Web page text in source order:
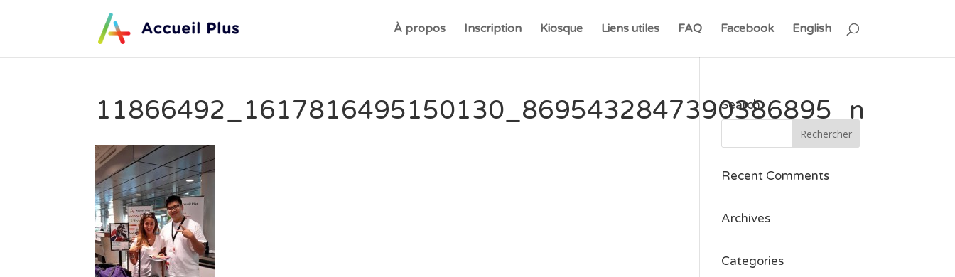
À propos Inscription Kiosque Liens utiles FAQ Facebook English
11866492_1617816495150130_8695432847390386895_n
Search
Recent Comments
Archives
Categories